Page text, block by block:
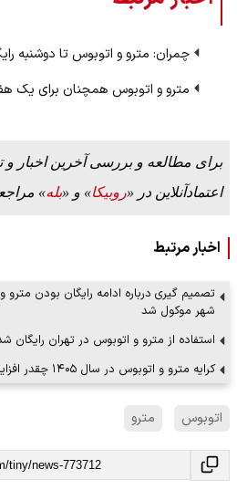
چمران: مترو و اتوبوس تا دوشنبه
مترو و اتوبوس همچنان برای یک
برای مطالعه و بررسی آخرین اخبار و
اعتمادآنلاین در «روبیکا» و «بله»
اخبار مرتبط
تصمیم گیری درباره ادامه رایگان بودن
شهر موکول شد
استفاده از مترو و اتوبوس در تهران رایگان
کرایه مترو و اتوبوس در سال ۱۴۰۵ چقدر افزایش می‌یابد؟
اتوبوس مترو